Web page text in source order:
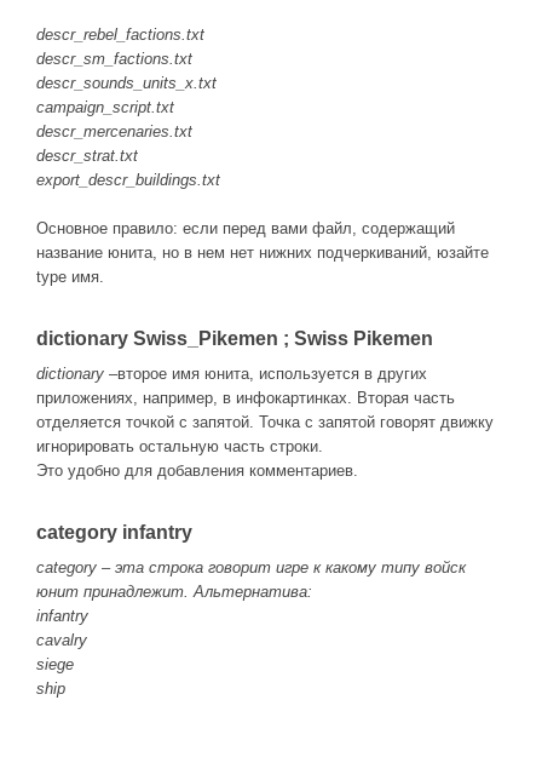
descr_rebel_factions.txt
descr_sm_factions.txt
descr_sounds_units_x.txt
campaign_script.txt
descr_mercenaries.txt
descr_strat.txt
export_descr_buildings.txt
Основное правило: если перед вами файл, содержащий
название юнита, но в нем нет нижних подчеркиваний, юзайте
type имя.
dictionary Swiss_Pikemen ; Swiss Pikemen
dictionary –второе имя юнита, используется в других
приложениях, например, в инфокартинках. Вторая часть
отделяется точкой с запятой. Точка с запятой говорят движку
игнорировать остальную часть строки.
Это удобно для добавления комментариев.
category infantry
category – эта строка говорит игре к какому типу войск
юнит принадлежит. Альтернатива:
infantry
cavalry
siege
ship